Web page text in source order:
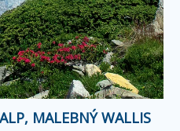
MALEBNÝ WALLIS